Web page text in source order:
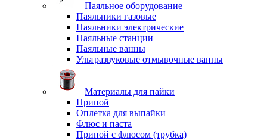
Паяльное оборудование
Паяльники газовые
Паяльники электрические
Паяльные станции
Паяльные ванны
Ультразвуковые отмывочные ванны
Материалы для пайки
Припой
Оплетка для выпайки
Флюс и паста
Припой с флюсом (трубка)